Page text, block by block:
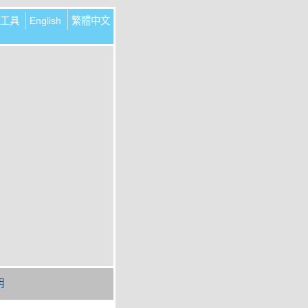
工具 English 繁體中文